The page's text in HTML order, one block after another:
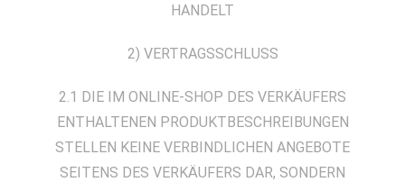
HANDELT
2) VERTRAGSSCHLUSS
2.1 DIE IM ONLINE-SHOP DES VERKÄUFERS
ENTHALTENEN PRODUKTBESCHREIBUNGEN
STELLEN KEINE VERBINDLICHEN ANGEBOTE
SEITENS DES VERKÄUFERS DAR, SONDERN